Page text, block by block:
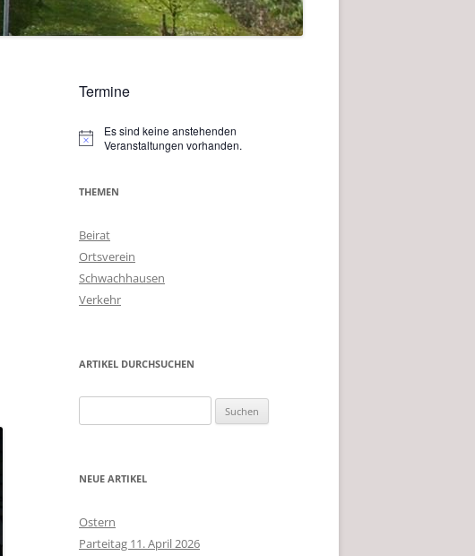
Termine
Hinweis
Es sind keine anstehenden
Veranstaltungen vorhanden.
THEMEN
Beirat
Ortsverein
Schwachhausen
Verkehr
ARTIKEL DURCHSUCHEN
nach:
NEUE ARTIKEL
Ostern
Parteitag 11. April 2026